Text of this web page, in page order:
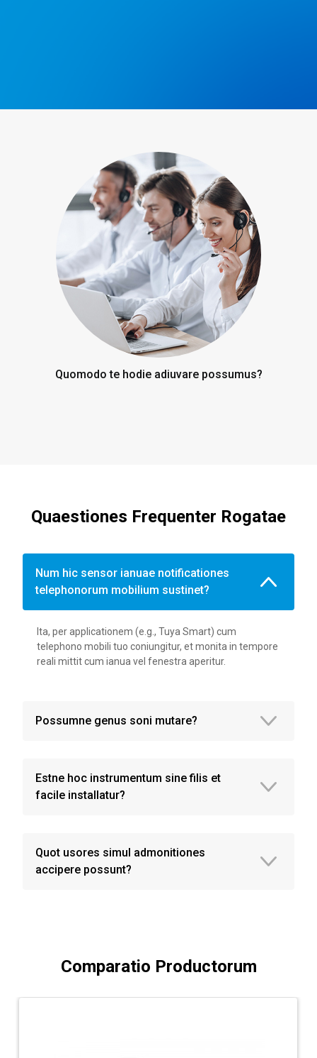
Quomodo te hodie adiuvare possumus?
Quaestiones Frequenter Rogatae
Num hic sensor ianuae notificationes
telephonorum mobilium sustinet?
Ita, per applicationem (e.g., Tuya Smart) cum
telephono mobili tuo coniungitur, et monita in tempore
reali mittit cum ianua vel fenestra aperitur.
Possumne genus soni mutare?
Estne hoc instrumentum sine filis et
facile installatur?
Quot usores simul admonitiones
accipere possunt?
Comparatio Productorum